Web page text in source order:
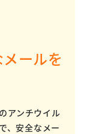
ールを
アンチウイル
、安全なメー